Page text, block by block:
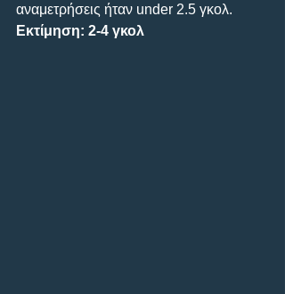
αναμετρήσεις ήταν under 2.5 γκολ.
Εκτίμηση: 2-4 γκολ